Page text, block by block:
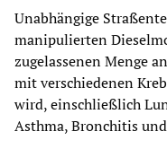
Unabhängige
manipulierten
zugelassenen Menge
mit verschiedenen
wird, einschließlich
Asthma, Bronchitis